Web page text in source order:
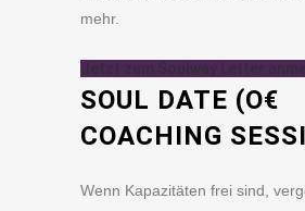
mehr.
Jetzt zum Soulway Letter
SOUL DATE (O€
COACHING
Wenn Kapazitäten frei sind,